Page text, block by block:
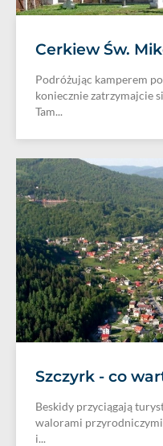
Cerkiew Św.
Podróżując kamperem
koniecznie zatrzymajcie
Tam...
Szczyrk - co
Beskidy przyciągają
walorami
i...